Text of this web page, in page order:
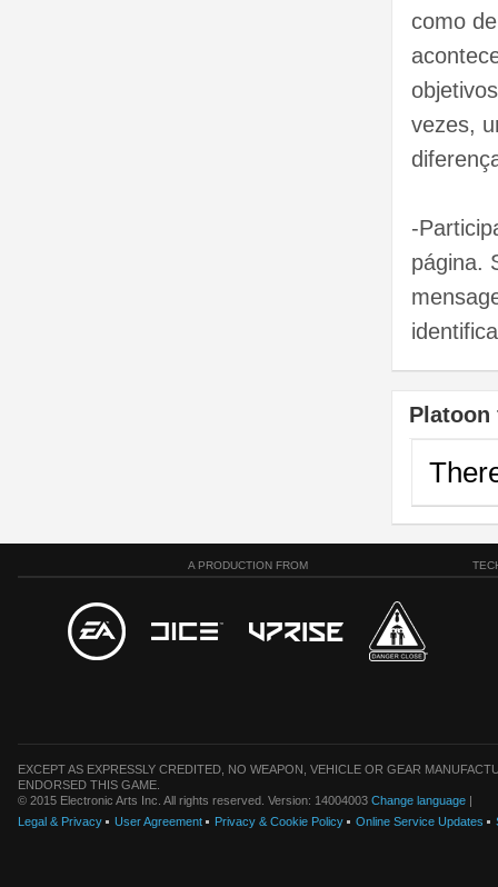
como
vezes,
-
página.
Platoon
A PRODUCTION FROM
EXCEPT AS EXPRESSLY CREDITED, NO WEAPON, VEHICLE OR GEAR
ENDORSED THIS GAME.
© 2015 Electronic Arts Inc. All rights reserved. Version: 14004003 Change language |
Legal & Privacy
User Agreement Privacy & Cookie Policy Online Service Updates